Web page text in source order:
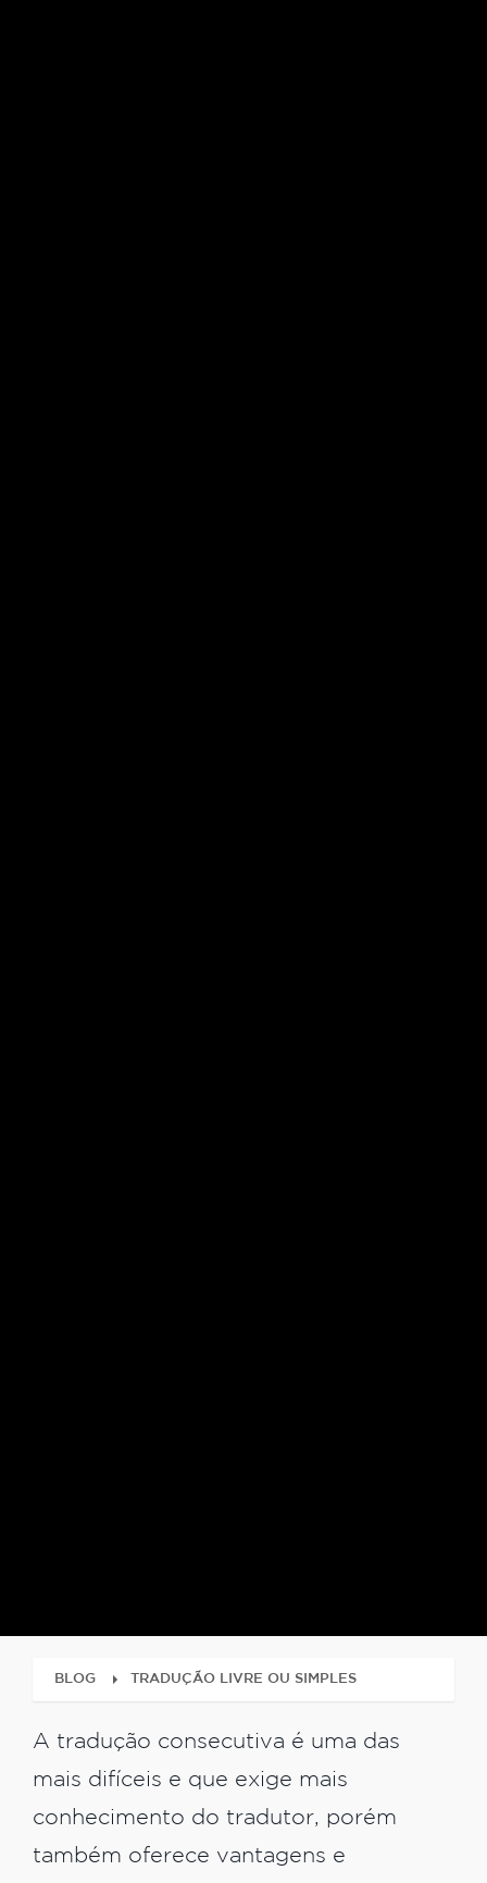
BLOG TRADUÇÃO LIVRE OU SIMPLES
A tradução consecutiva é uma das
mais difíceis e que exige mais
conhecimento do tradutor, porém
também oferece vantagens e